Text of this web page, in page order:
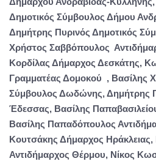
Δημοτικός Σύμβουλος Δήμου
Δημήτρης Πυρινός Δημοτικός
Χρήστος Σαββόπουλος
Κορδίλας Δήμαρχος Δεσκάτης,
Γραμματέας Δομοκού , Βασίλης
Σύμβουλος Δωδώνης, Δημήτρης
Έδεσσας, Βασίλης
Βασίλης Παπαδόπουλος
Κουτσάκης Δήμαρχος Ηράκλειας,
Αντιδήμαρχος Θέρμου, Νίκος